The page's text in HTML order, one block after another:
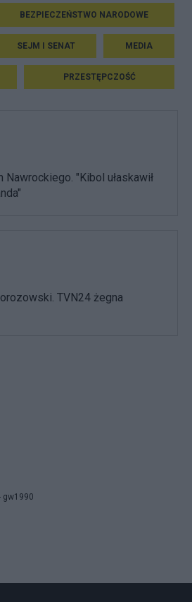
BEZPIECZEŃSTWO NARODOWE
SEJM I SENAT MEDIA
PRZESTĘPCZOŚĆ
Nawrockiego. "Kibol ułaskawił
TVN24 żegna
gw1990